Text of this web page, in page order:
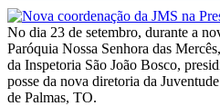
No dia 23 de setembro, durante a
Paróquia Nossa Senhora das
da Inspetoria São João Bosco,
posse da nova diretoria da
de Palmas, TO.